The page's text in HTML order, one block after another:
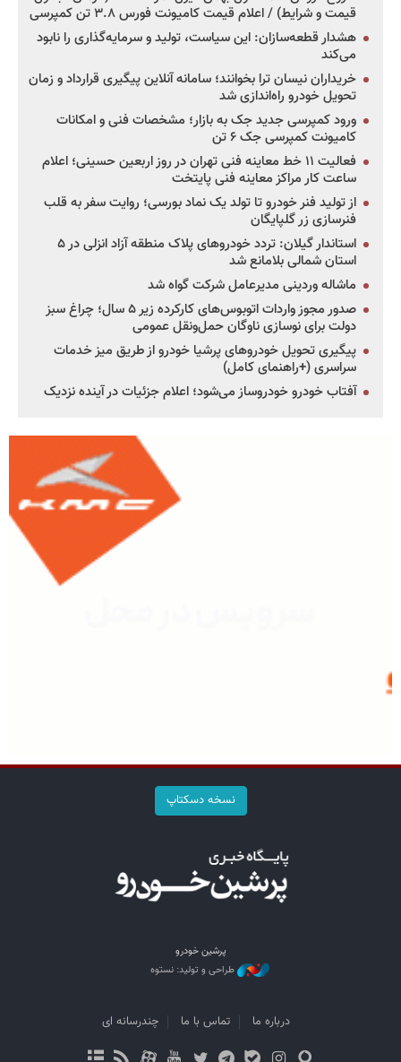
قیمت و شرایط) / اعلام قیمت کامیونت فورس ۳.۸ تن کمپرسی
هشدار قطعه‌سازان: این سیاست، تولید و سرمایه‌گذاری را نابود
می‌کند
خریداران نیسان ترا بخوانند؛ سامانه آنلاین پیگیری قرارداد و زمان
تحویل خودرو راه‌اندازی شد
ورود کمپرسی جدید جک به بازار؛ مشخصات فنی و امکانات
کامیونت کمپرسی جک ۶ تن
فعالیت ۱۱ خط معاینه فنی تهران در روز اربعین حسینی؛ اعلام
ساعت کار مراکز معاینه فنی پایتخت
از تولید فنر خودرو تا تولد یک نماد بورسی؛ روایت سفر به قلب
فنرسازی زر گلپایگان
استاندار گیلان: تردد خودروهای پلاک منطقه آزاد انزلی در ۵
استان شمالی بلامانع شد
ماشاله وردینی مدیرعامل شرکت گواه شد
صدور مجوز واردات اتوبوس‌های کارکرده زیر ۵ سال؛ چراغ سبز
دولت برای نوسازی ناوگان حمل‌ونقل عمومی
پیگیری تحویل خودروهای پرشیا خودرو از طریق میز خدمات
سراسری (+راهنمای کامل)
آفتاب خودرو خودروساز می‌شود؛ اعلام جزئیات در آینده نزدیک
نسخه دسکتاپ
پرشین خودرو
طراحی و تولید: نستوه
درباره ما تماس با ما چندرسانه ای